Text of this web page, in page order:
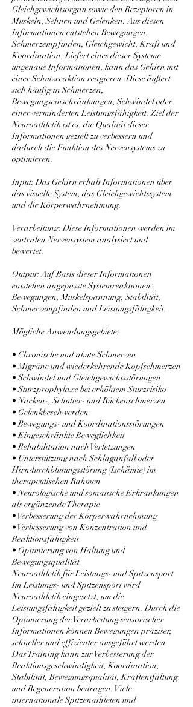
Gleichgewichtsorgan sowie den Rezeptoren in
Muskeln, Sehnen und Gelenken. Aus diesen
Informationen entstehen Bewegungen,
Schmerzempfinden, Gleichgewicht, Kraft und
Koordination. Liefert eines dieser Systeme
ungenaue Informationen, kann das Gehirn mit
einer Schutzreaktion reagieren. Diese äußert
sich häufig in Schmerzen,
Bewegungseinschränkungen, Schwindel oder
einer verminderten Leistungsfähigkeit. Ziel der
Neuroathletik ist es, die Qualität dieser
Informationen gezielt zu verbessern und
dadurch die Funktion des Nervensystems zu
optimieren.
Input: Das Gehirn erhält Informationen über
das visuelle System, das Gleichgewichtssystem
und die Körperwahrnehmung.
Verarbeitung: Diese Informationen werden im
zentralen Nervensystem analysiert und
bewertet.
Output: Auf Basis dieser Informationen
entstehen angepasste Systemreaktionen:
Bewegungen, Muskelspannung, Stabilität,
Schmerzempfinden und Leistungsfähigkeit.
Mögliche Anwendungsgebiete:
• Chronische und akute Schmerzen
• Migräne und wiederkehrende Kopfschmerzen
• Schwindel und Gleichgewichtsstörungen
• Sturzprophylaxe bei erhöhtem Sturzrisiko
• Nacken-, Schulter- und Rückenschmerzen
• Gelenkbeschwerden
• Bewegungs- und Koordinationsstörungen
• Eingeschränkte Beweglichkeit
• Rehabilitation nach Verletzungen
• Unterstützung nach Schlaganfall oder
Hirndurchblutungsstörung (Ischämie) im
therapeutischen Rahmen
• Neurologische und somatische Erkrankungen
als ergänzende Therapie
• Verbesserung der Körperwahrnehmung
• Verbesserung von Konzentration und
Reaktionsfähigkeit
• Optimierung von Haltung und
Bewegungsqualität
Neuroathletik für Leistungs- und Spitzensport
Im Leistungs- und Spitzensport wird
Neuroathletik eingesetzt, um die
Leistungsfähigkeit gezielt zu steigern. Durch die
Optimierung der Verarbeitung sensorischer
Informationen können Bewegungen präziser,
schneller und effizienter ausgeführt werden.
Das Training kann zur Verbesserung der
Reaktionsgeschwindigkeit, Koordination,
Stabilität, Bewegungsqualität, Kraftentfaltung
und Regeneration beitragen. Viele
internationale Spitzenathleten und